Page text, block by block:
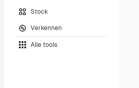
Stock
Verkennen
Alle tools